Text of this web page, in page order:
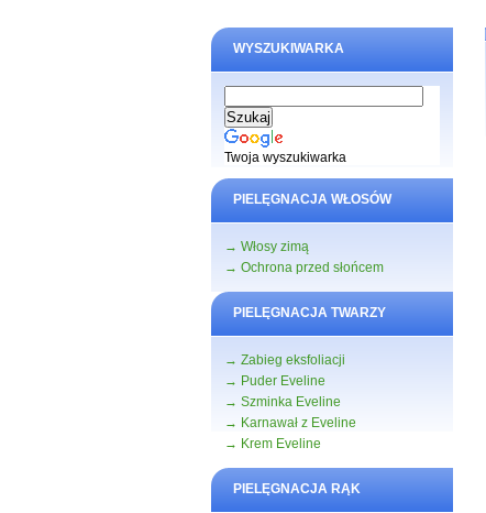
WYSZUKIWARKA
Twoja wyszukiwarka
PIELĘGNACJA WŁOSÓW
→ Włosy zimą
→ Ochrona przed słońcem
PIELĘGNACJA TWARZY
→ Zabieg eksfoliacji
→ Puder Eveline
→ Szminka Eveline
→ Karnawał z Eveline
→ Krem Eveline
PIELĘGNACJA RĄK